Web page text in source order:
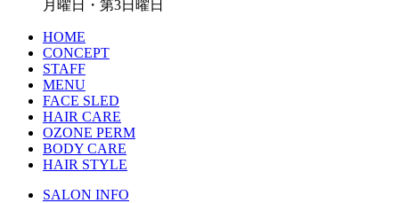
月曜日・第3日曜日
HOME
CONCEPT
STAFF
MENU
FACE SLED
HAIR CARE
OZONE PERM
BODY CARE
HAIR STYLE
SALON INFO